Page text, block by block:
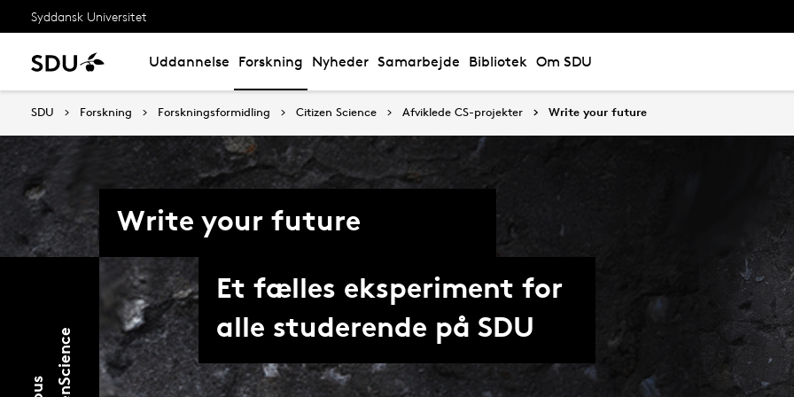
Syddansk Universitet
Uddannelse Forskning Nyheder Samarbejde Bibliotek Om SDU
SDU Forskning Forskningsformidling Citizen Science Afviklede CS-projekter Write your future
Write your future
Et fælles eksperiment for
alle studerende på SDU